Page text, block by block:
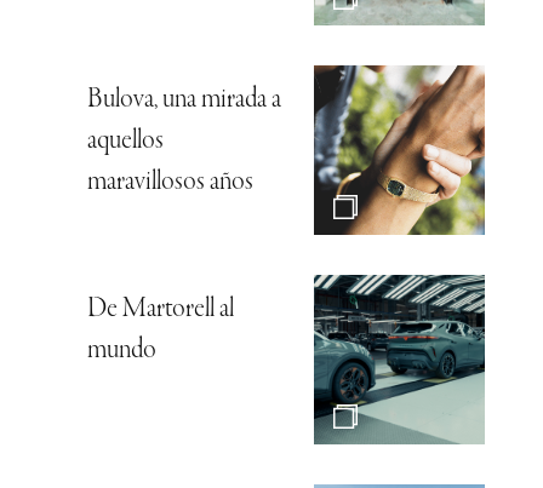
Bulova, una mirada a
aquellos
maravillosos años
De Martorell al
mundo